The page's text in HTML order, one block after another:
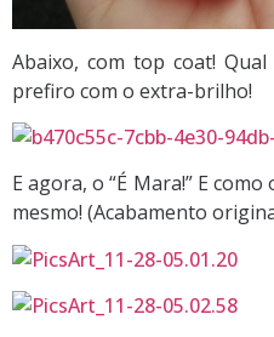
Abaixo, com top coat!
prefiro com o extra-brilho!
E agora, o “É Mara!” E
mesmo! (Acabamento